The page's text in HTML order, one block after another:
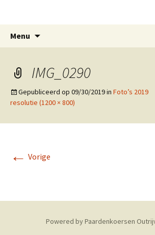
Menu
IMG_0290
Gepubliceerd op 09/30/2019in Foto’s 2019
resolutie (1200 × 800)
← Vorige
Powered by Paardenkoersen